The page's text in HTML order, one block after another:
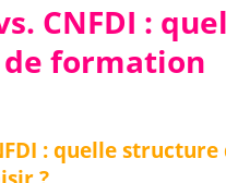
CNFDI :
formation
: quelle structure